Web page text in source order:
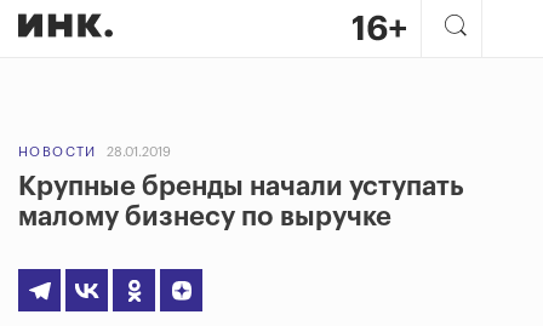
НОВОСТИ 28.01.2019
Крупные бренды начали уступать
малому бизнесу по выручке